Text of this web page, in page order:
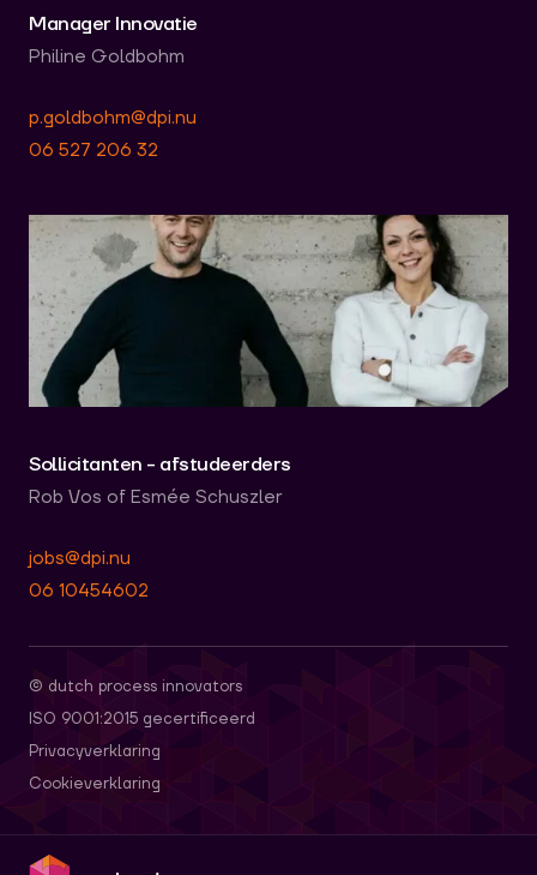
Manager Innovatie
Philine Goldbohm
p.goldbohm@dpi.nu
06 527 206 32
Sollicitanten - afstudeerders
Rob Vos of Esmée Schuszler
jobs@dpi.nu
06 10454602
© dutch process innovators
ISO 9001:2015 gecertificeerd
Privacyverklaring
Cookieverklaring